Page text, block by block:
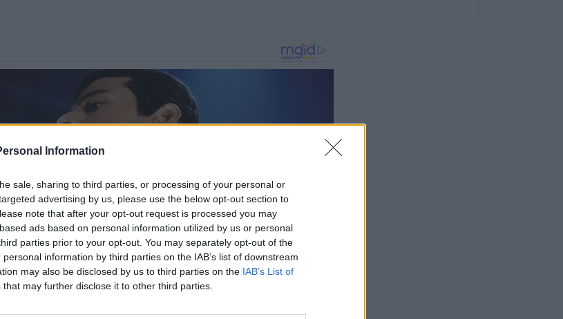
Information
sale, sharing to third parties, or processing of your personal or
advertising by us, please use the below opt-out section to
note that after your opt-out request is processed you may
ads based on personal information utilized by us or personal
parties prior to your opt-out. You may separately opt-out of the
information by third parties on the IAB’s list of downstream
may also be disclosed by us to third parties on the IAB’s List of
that may further disclose it to other third parties.